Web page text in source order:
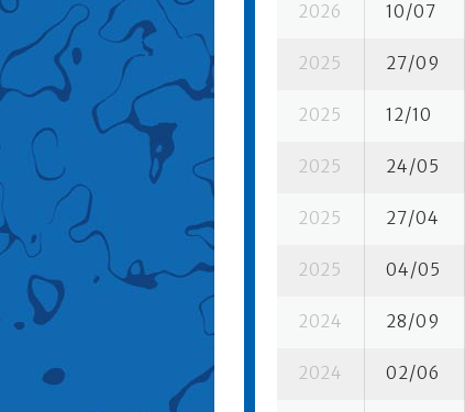
2026 10/07
2025 27/09
2025 12/10
2025 24/05
2025 27/04
2025 04/05
2024 28/09
2024 02/06